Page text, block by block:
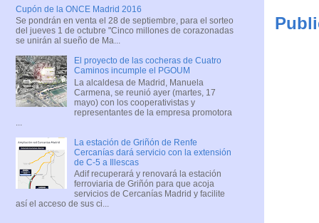
Cupón de la ONCE Madrid 2016
Se pondrán en venta el 28 de septiembre, para el sorteo
del jueves 1 de octubre "Cinco millones de corazonadas
se unirán al sueño de Ma...
El proyecto de las cocheras de Cuatro
Caminos incumple el PGOUM
La alcaldesa de Madrid, Manuela
Carmena, se reunió ayer (martes, 17
mayo) con los cooperativistas y
representantes de la empresa promotora
La estación de Griñón de Renfe
Cercanías dará servicio con la extensión
de C-5 a Illescas
Adif recuperará y renovará la estación
ferroviaria de Griñón para que acoja
servicios de Cercanías Madrid y facilite
así el acceso de sus ci...